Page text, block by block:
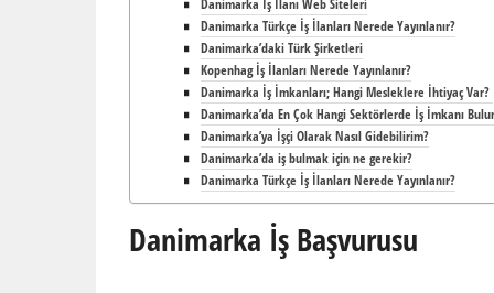
Danimarka İş İlanı Web Siteleri
Danimarka Türkçe İş İlanları Nerede Yayınlanır?
Danimarka’daki Türk Şirketleri
Kopenhag İş İlanları Nerede Yayınlanır?
Danimarka İş İmkanları; Hangi Mesleklere İhtiyaç Var?
Danimarka’da En Çok Hangi Sektörlerde İş İmkanı
Danimarka’ya İşçi Olarak Nasıl Gidebilirim?
Danimarka’da iş bulmak için ne gerekir?
Danimarka Türkçe İş İlanları Nerede Yayınlanır?
Danimarka İş Başvurusu